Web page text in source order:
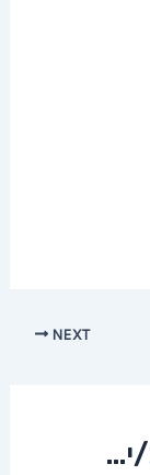
NEXT